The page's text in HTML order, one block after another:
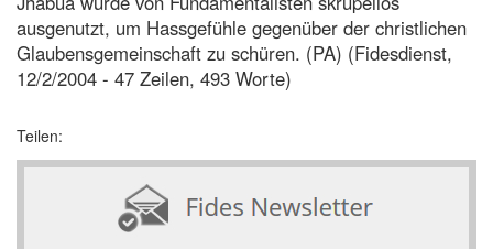
ausgenutzt, um Hassgefühle gegenüber der christlichen
Glaubensgemeinschaft zu schüren. (PA) (Fidesdienst,
12/2/2004 - 47 Zeilen, 493 Worte)
Teilen: